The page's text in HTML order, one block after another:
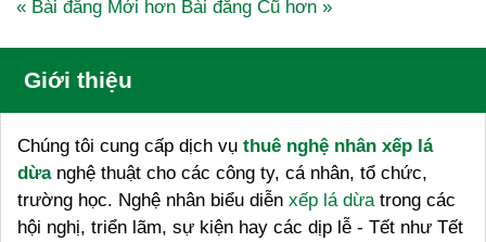
« Bài đăng Mới hơn Bài đăng Cũ hơn »
Giới thiệu
Chúng tôi cung cấp dịch vụ thuê nghệ nhân xếp lá
dừanghệ thuật cho các công ty, cá nhân, tổ chức,
trường học. Nghệ nhân biểu diễn xếp lá dừa trong các
hội nghị, triển lãm, sự kiện hay các dịp lễ - Tết như Tết